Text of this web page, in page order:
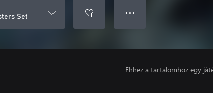
Set
● ● ●
Ehhez a tartalomhoz egy